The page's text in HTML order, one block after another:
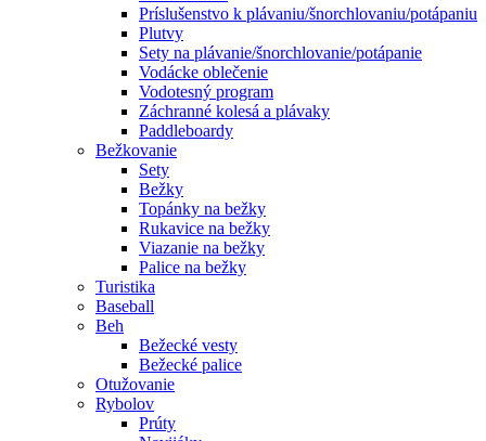
Príslušenstvo k plávaniu/šnorchlovaniu/potápaniu
Plutvy
Sety na plávanie/šnorchlovanie/potápanie
Vodácke oblečenie
Vodotesný program
Záchranné kolesá a plávaky
Paddleboardy
Bežkovanie
Sety
Bežky
Topánky na bežky
Rukavice na bežky
Viazanie na bežky
Palice na bežky
Turistika
Baseball
Beh
Bežecké vesty
Bežecké palice
Otužovanie
Rybolov
Prúty